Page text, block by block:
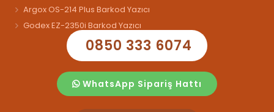
Argox OS-214 Plus Barkod Yazıcı
Godex EZ-2350i Barkod Yazıcı
0850 333 6074
WhatsApp Sipariş Hattı